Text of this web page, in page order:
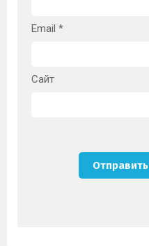
Email *
Сайт